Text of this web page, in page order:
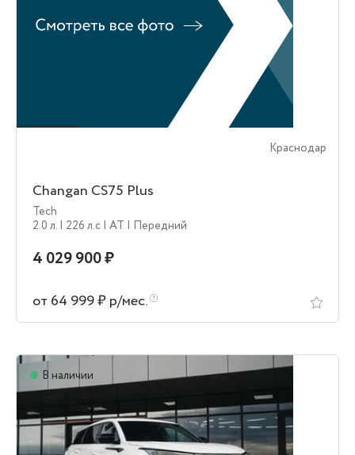
Краснодар
Changan CS75 Plus
Tech
2.0 л. | 226 л.c | AT | Передний
4 029 900 ₽
от 64 999 ₽ р/мес.
В наличии